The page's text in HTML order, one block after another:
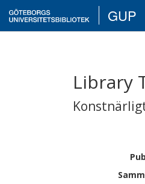
GUP
Library